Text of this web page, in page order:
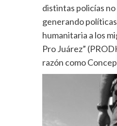
distintas policías
generando
humanitaria a los
Pro Juárez”
razón como